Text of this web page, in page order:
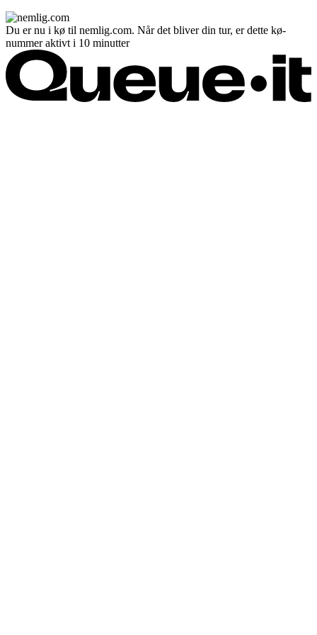
Du er nu i kø til nemlig.com. Når det bliver din tur, er dette kø-
nummer aktivt i 10 minutter